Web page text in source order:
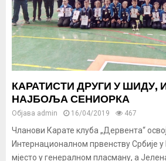
КАРАТИСТИ ДРУГИ У ШИДУ,
НАЈБОЉА СЕНИОРКА
Објава admin 16/04/2019 467
Чланови Карате клуба „Дервента“
Интернационалном првенству Србије
мјесто у генералном пласману, а